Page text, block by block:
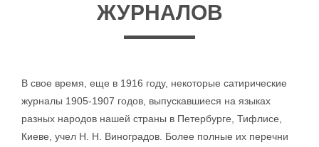
ЖУРНАЛОВ
В свое время, еще в 1916 году, некоторые сатирические
журналы 1905-1907 годов, выпускавшиеся на языках
разных народов нашей страны в Петербурге, Тифлисе,
Киеве, учел Н. Н. Виноградов. Более полные их перечни